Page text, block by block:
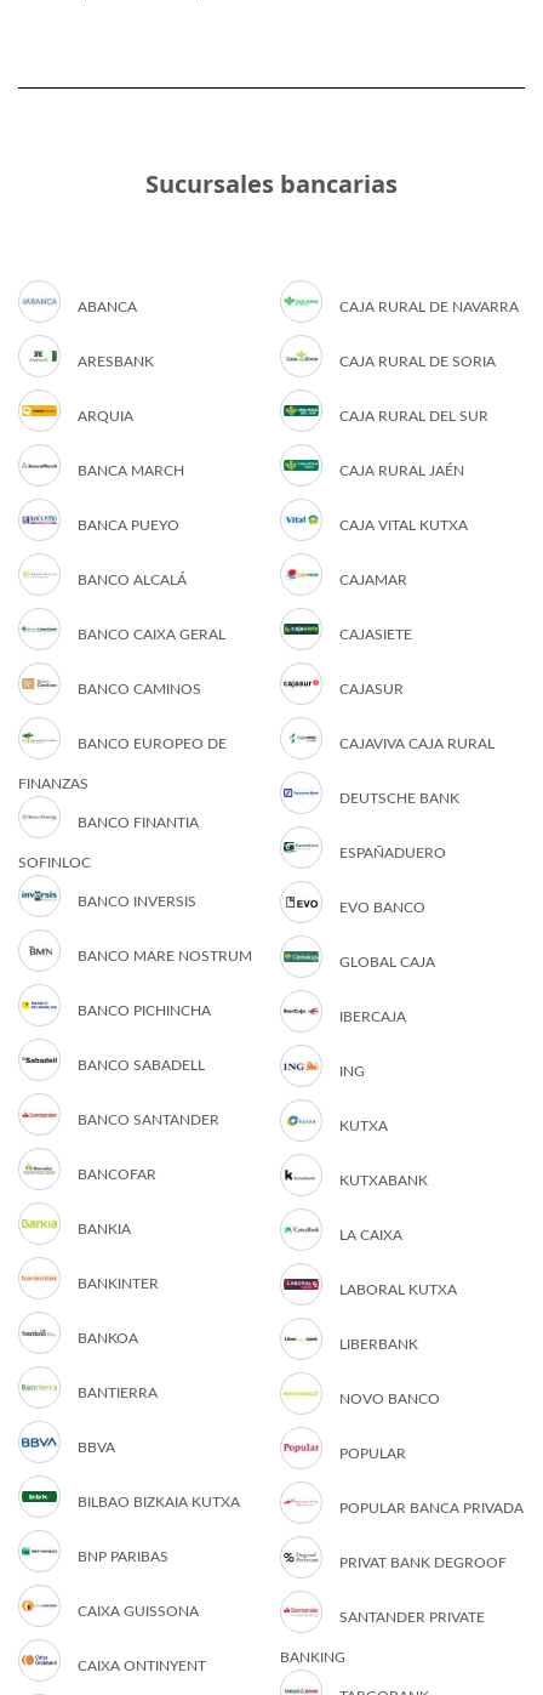
Sucursales bancarias
ABANCA
ARESBANK
ARQUIA
BANCA MARCH
BANCA PUEYO
BANCO ALCALÁ
BANCO CAIXA GERAL
BANCO CAMINOS
BANCO EUROPEO DE
FINANZAS
BANCO FINANTIA
SOFINLOC
BANCO INVERSIS
BANCO MARE NOSTRUM
BANCO PICHINCHA
BANCO SABADELL
BANCO SANTANDER
BANCOFAR
BANKIA
BANKINTER
BANKOA
BANTIERRA
BBVA
BILBAO BIZKAIA KUTXA
BNP PARIBAS
CAIXA GUISSONA
CAIXA ONTINYENT
CAJA RURAL DE NAVARRA
CAJA RURAL DE SORIA
CAJA RURAL DEL SUR
CAJA RURAL JAÉN
CAJA VITAL KUTXA
CAJAMAR
CAJASIETE
CAJASUR
CAJAVIVA CAJA RURAL
DEUTSCHE BANK
ESPAÑADUERO
EVO BANCO
GLOBAL CAJA
IBERCAJA
ING
KUTXA
KUTXABANK
LA CAIXA
LABORAL KUTXA
LIBERBANK
NOVO BANCO
POPULAR
POPULAR BANCA PRIVADA
PRIVAT BANK DEGROOF
SANTANDER PRIVATE
BANKING